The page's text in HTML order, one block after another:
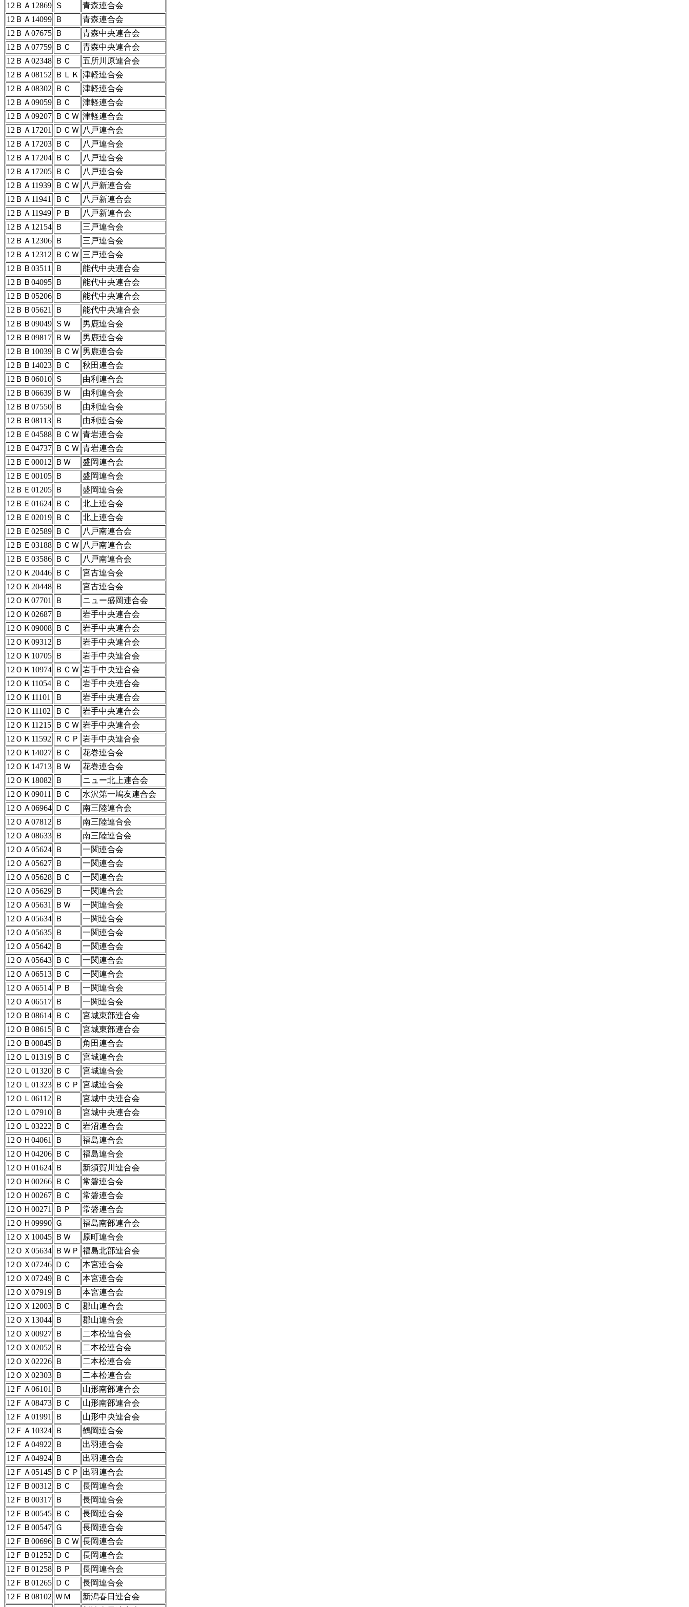
12ＢＡ12869 Ｓ
青森連合会
12ＢＡ14099 Ｂ
青森連合会
12ＢＡ07675 Ｂ
青森中央連合会
12ＢＡ07759 ＢＣ
青森中央連合会
12ＢＡ02348 ＢＣ
五所川原連合会
12ＢＡ08152
ＢＬＫ 津軽連合会
12ＢＡ08302
ＢＣ
津軽連合会
12ＢＡ09059 ＢＣ
津軽連合会
12ＢＡ09207 ＢＣＷ 津軽連合会
12ＢＡ17201
ＤＣＷ 八戸連合会
12ＢＡ17203 ＢＣ
八戸連合会
12ＢＡ17204 ＢＣ
八戸連合会
12ＢＡ17205 ＢＣ
八戸連合会
12ＢＡ11939
ＢＣＷ 八戸新連合会
12ＢＡ11941
ＢＣ
八戸新連合会
12ＢＡ11949
ＰＢ
八戸新連合会
12ＢＡ12154 Ｂ
三戸連合会
12ＢＡ12306 Ｂ
三戸連合会
12ＢＡ12312
ＢＣＷ 三戸連合会
12ＢＢ03511
Ｂ
能代中央連合会
12ＢＢ04095 Ｂ
能代中央連合会
12ＢＢ05206 Ｂ
能代中央連合会
12ＢＢ05621
Ｂ
能代中央連合会
12ＢＢ09049 ＳＷ
男鹿連合会
12ＢＢ09817 ＢＷ
男鹿連合会
12ＢＢ10039 ＢＣＷ 男鹿連合会
12ＢＢ14023 ＢＣ
秋田連合会
12ＢＢ06010 Ｓ
由利連合会
12ＢＢ06639 ＢＷ
由利連合会
12ＢＢ07550 Ｂ
由利連合会
12ＢＢ08113
Ｂ
由利連合会
12ＢＥ04588 ＢＣＷ 青岩連合会
12ＢＥ04737 ＢＣＷ 青岩連合会
12ＢＥ00012
ＢＷ
盛岡連合会
12ＢＥ00105 Ｂ
盛岡連合会
12ＢＥ01205 Ｂ
盛岡連合会
12ＢＥ01624 ＢＣ
北上連合会
12ＢＥ02019 ＢＣ
北上連合会
12ＢＥ02589 ＢＣ
八戸南連合会
12ＢＥ03188 ＢＣＷ 八戸南連合会
12ＢＥ03586 ＢＣ
八戸南連合会
12ＯＫ20446 ＢＣ
宮古連合会
12ＯＫ20448 Ｂ
宮古連合会
12ＯＫ07701
Ｂ
ニュー盛岡連合会
12ＯＫ02687 Ｂ
岩手中央連合会
12ＯＫ09008 ＢＣ
岩手中央連合会
12ＯＫ09312
Ｂ
岩手中央連合会
12ＯＫ10705 Ｂ
岩手中央連合会
12ＯＫ10974 ＢＣＷ 岩手中央連合会
12ＯＫ11054
ＢＣ
岩手中央連合会
12ＯＫ11101
Ｂ
岩手中央連合会
12ＯＫ11102
ＢＣ
岩手中央連合会
12ＯＫ11215
ＢＣＷ 岩手中央連合会
12ＯＫ11592
ＲＣＰ 岩手中央連合会
12ＯＫ14027 ＢＣ
花巻連合会
12ＯＫ14713 ＢＷ
花巻連合会
12ＯＫ18082
Ｂ
ニュー北上連合会
12ＯＫ09011
ＢＣ
水沢第一鳩友連合会
12ＯＡ06964 ＤＣ
南三陸連合会
12ＯＡ07812
Ｂ
南三陸連合会
12ＯＡ08633 Ｂ
南三陸連合会
12ＯＡ05624 Ｂ
一関連合会
12ＯＡ05627 Ｂ
一関連合会
12ＯＡ05628 ＢＣ
一関連合会
12ＯＡ05629 Ｂ
一関連合会
12ＯＡ05631
ＢＷ
一関連合会
12ＯＡ05634 Ｂ
一関連合会
12ＯＡ05635 Ｂ
一関連合会
12ＯＡ05642
Ｂ
一関連合会
12ＯＡ05643 ＢＣ
一関連合会
12ＯＡ06513 ＢＣ
一関連合会
12ＯＡ06514 ＰＢ
一関連合会
12ＯＡ06517 Ｂ
一関連合会
12ＯＢ08614 ＢＣ
宮城東部連合会
12ＯＢ08615 ＢＣ
宮城東部連合会
12ＯＢ00845 Ｂ
角田連合会
12ＯＬ01319 ＢＣ
宮城連合会
12ＯＬ01320 ＢＣ
宮城連合会
12ＯＬ01323 ＢＣＰ 宮城連合会
12ＯＬ06112
Ｂ
宮城中央連合会
12ＯＬ07910 Ｂ
宮城中央連合会
12ＯＬ03222
ＢＣ
岩沼連合会
12ＯＨ04061
Ｂ
福島連合会
12ＯＨ04206 ＢＣ
福島連合会
12ＯＨ01624 Ｂ
新須賀川連合会
12ＯＨ00266 ＢＣ
常磐連合会
12ＯＨ00267 ＢＣ
常磐連合会
12ＯＨ00271
ＢＰ
常磐連合会
12ＯＨ09990 Ｇ
福島南部連合会
12ＯＸ10045 ＢＷ
原町連合会
12ＯＸ05634 ＢＷＰ 福島北部連合会
12ＯＸ07246 ＤＣ
本宮連合会
12ＯＸ07249 ＢＣ
本宮連合会
12ＯＸ07919 Ｂ
本宮連合会
12ＯＸ12003 ＢＣ
郡山連合会
12ＯＸ13044 Ｂ
郡山連合会
12ＯＸ00927 Ｂ
二本松連合会
12ＯＸ02052
Ｂ
二本松連合会
12ＯＸ02226 Ｂ
二本松連合会
12ＯＸ02303 Ｂ
二本松連合会
12ＦＡ06101
Ｂ
山形南部連合会
12ＦＡ08473 ＢＣ
山形南部連合会
12ＦＡ01991
Ｂ
山形中央連合会
12ＦＡ10324 Ｂ
鶴岡連合会
12ＦＡ04922
Ｂ
出羽連合会
12ＦＡ04924 Ｂ
出羽連合会
12ＦＡ05145 ＢＣＰ
出羽連合会
12ＦＢ00312
ＢＣ
長岡連合会
12ＦＢ00317 Ｂ
長岡連合会
12ＦＢ00545 ＢＣ
長岡連合会
12ＦＢ00547 Ｇ
長岡連合会
12ＦＢ00696 ＢＣＷ 長岡連合会
12ＦＢ01252 ＤＣ
長岡連合会
12ＦＢ01258 ＢＰ
長岡連合会
12ＦＢ01265 ＤＣ
長岡連合会
12ＦＢ08102 ＷＭ
新潟春日連合会